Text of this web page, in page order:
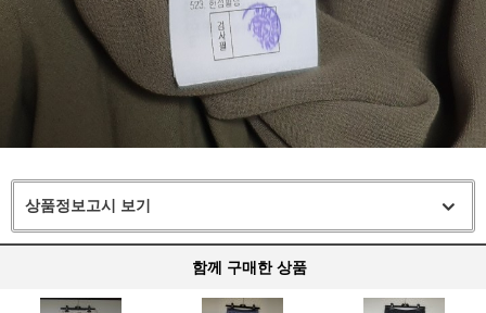
상품정보고시 보기
함께 구매한 상품